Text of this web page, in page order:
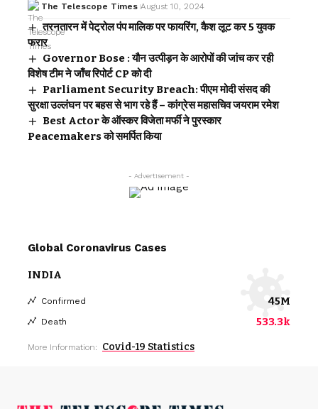
The Telescope Times August 10, 2024
तरनतारन में पेट्रोल पंप मालिक पर फायरिंग, कैश लूट कर 5 युवक
फरार
Governor Bose : यौन उत्पीड़न के आरोपों की जांच कर रही
विशेष टीम ने जाँच रिपोर्ट CP को दी
Parliament Security Breach: पीएम मोदी संसद की
सुरक्षा उल्लंघन पर बहस से भाग रहे हैं – कांग्रेस महासचिव जयराम रमेश
Best Actor के ऑस्कर विजेता मर्फी ने पुरस्कार
Peacemakers को समर्पित किया
- Advertisement -
Global Coronavirus Cases
INDIA
Confirmed 45M
Death 533.3k
More Information: Covid-19 Statistics